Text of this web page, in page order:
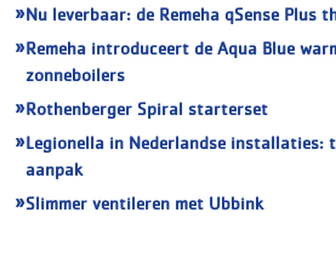
Nu leverbaar: de Remeha qSense Plus
Remeha introduceert de Aqua Blue
zonneboilers
Rothenberger Spiral starterset
Legionella in Nederlandse installaties:
aanpak
Slimmer ventileren met Ubbink